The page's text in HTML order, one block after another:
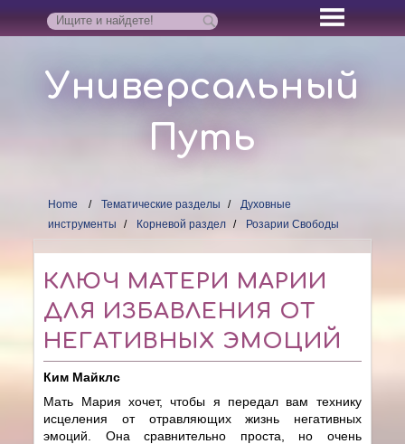
Универсальный
Путь
Home Тематические разделы
Духовные
инструменты
Корневой раздел Розарии Свободы
КЛЮЧ МАТЕРИ МАРИИ
ДЛЯ ИЗБАВЛЕНИЯ ОТ
НЕГАТИВНЫХ ЭМОЦИЙ
Ким Майклс
Мать Мария хочет, чтобы я передал вам технику
исцеления от отравляющих жизнь негативных
эмоций. Она сравнительно проста, но очень